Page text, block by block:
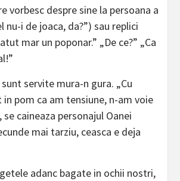
vorbesc despre sine la persoana a
nu-i de joaca, da?”) sau replici
mar un poponar.” „De ce?” „Ca
servite mura-n gura. „Cu
pom ca am tensiune, n-am voie
se caineaza personajul Oanei
mai tarziu, ceasca e deja
adanc bagate in ochii nostri,